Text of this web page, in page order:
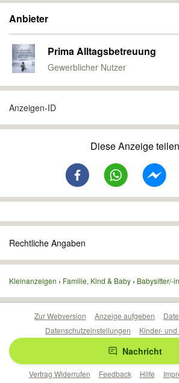
Anbieter
Prima Alltagsbetreuung
Gewerblicher Nutzer
Anzeigen-ID
Diese Anzeige teilen
Rechtliche Angaben
Kleinanzeigen Familie, Kind & Baby Babysitter/-
Nachricht
Zur Webversion Anzeige aufgeben
Datenschutzeinstellungen
Kinder-
Barrierefreiheitserklärung
Vertrag Widerrufen
Feedback Hilfe